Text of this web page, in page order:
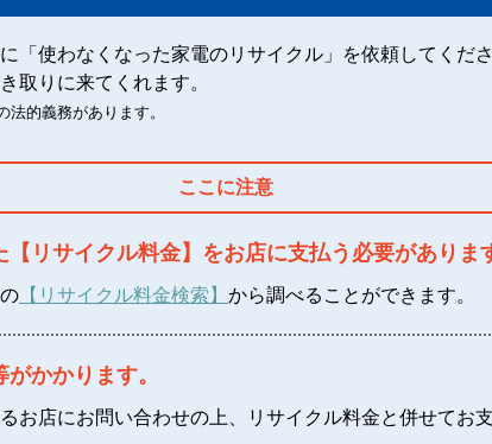
「使わなくなった家電のリサイクル」を依頼してくださ
取りに来てくれます。
的義務があります。
ここに注意
【リサイクル料金】をお店に支払う必要がありま
【リサイクル料金検索】 から調べることができます。
かかります。
お店にお問い合わせの上、 リサイクル料金と併せてお